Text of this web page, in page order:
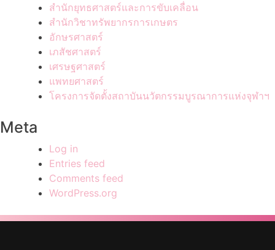
สำนักยุทธศาสตร์และการขับเคลื่อน
สำนักวิชาทรัพยากรการเกษตร
อักษรศาสตร์
เภสัชศาสตร์
เศรษฐศาสตร์
แพทยศาสตร์
โครงการจัดตั้งสถาบันนวัตกรรมบูรณาการแห่งจุฬาฯ
Meta
Log in
Entries feed
Comments feed
WordPress.org